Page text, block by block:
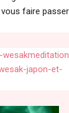
faire
japon-et-